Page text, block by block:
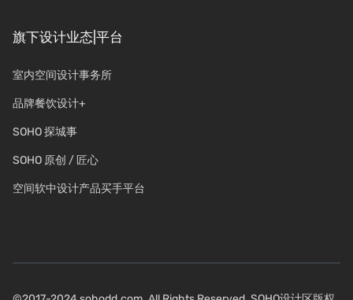
旗下设计业态|平台
室内空间设计事务所
品牌餐饮设计+
SOHO 探城事
SOHO 原创 / 匠心
空间软中设计产品买手平台